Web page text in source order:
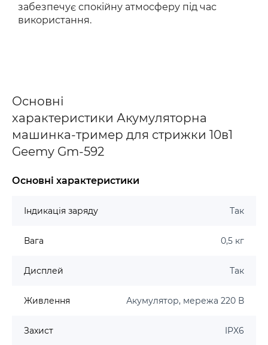
забезпечує спокійну атмосферу під час
використання.
Основні
характеристики Акумуляторна
машинка-тример для стрижки 10в1
Geemy Gm-592
Основні характеристики
Індикація заряду Так
Вага 0,5 кг
Дисплей Так
Живлення Акумулятор, мережа 220 В
Захист IPX6